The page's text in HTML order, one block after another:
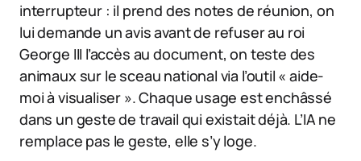
interrupteur : il prend des notes de réunion, on
lui demande un avis avant de refuser au roi
George III l’accès au document, on teste des
animaux sur le sceau national via l’outil « aide-
moi à visualiser ». Chaque usage est enchâssé
dans un geste de travail qui existait déjà. L’IA ne
remplace pas le geste, elle s’y loge.